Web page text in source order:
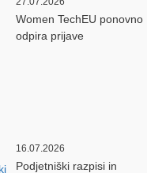
Women TechEU ponovno
odpira prijave
16.07.2026
Podjetniški razpisi in